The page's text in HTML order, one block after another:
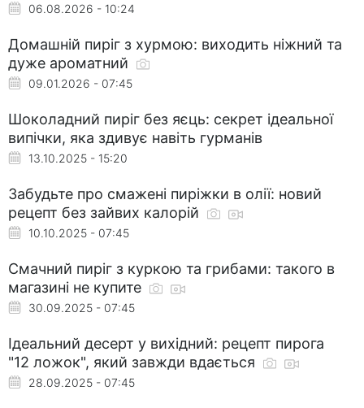
06.08.2026 - 10:24
Домашній пиріг з хурмою: виходить ніжний та
дуже ароматний
09.01.2026 - 07:45
Шоколадний пиріг без яєць: секрет ідеальної
випічки, яка здивує навіть гурманів
13.10.2025 - 15:20
Забудьте про смажені пиріжки в олії: новий
рецепт без зайвих калорій
10.10.2025 - 07:45
Смачний пиріг з куркою та грибами: такого в
магазині не купите
30.09.2025 - 07:45
Ідеальний десерт у вихідний: рецепт пирога
"12 ложок", який завжди вдається
28.09.2025 - 07:45